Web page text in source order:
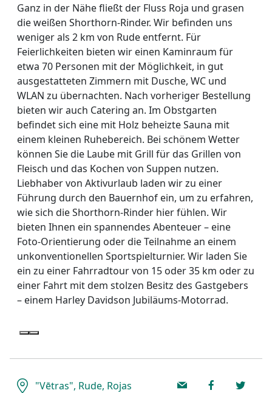
Ganz in der Nähe fließt der Fluss Roja und grasen
die weißen Shorthorn-Rinder. Wir befinden uns
weniger als 2 km von Rude entfernt. Für
Feierlichkeiten bieten wir einen Kaminraum für
etwa 70 Personen mit der Möglichkeit, in gut
ausgestatteten Zimmern mit Dusche, WC und
WLAN zu übernachten. Nach vorheriger Bestellung
bieten wir auch Catering an. Im Obstgarten
befindet sich eine mit Holz beheizte Sauna mit
einem kleinen Ruhebereich. Bei schönem Wetter
können Sie die Laube mit Grill für das Grillen von
Fleisch und das Kochen von Suppen nutzen.
Liebhaber von Aktivurlaub laden wir zu einer
Führung durch den Bauernhof ein, um zu erfahren,
wie sich die Shorthorn-Rinder hier fühlen. Wir
bieten Ihnen ein spannendes Abenteuer – eine
Foto-Orientierung oder die Teilnahme an einem
unkonventionellen Sportspielturnier. Wir laden Sie
ein zu einer Fahrradtour von 15 oder 35 km oder zu
einer Fahrt mit dem stolzen Besitz des Gastgebers
– einem Harley Davidson Jubiläums-Motorrad.
"Vētras", Rude, Rojas